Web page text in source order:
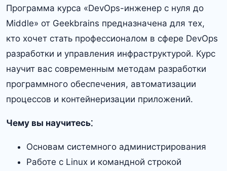
Программа курса «DevOps-инженер с нуля до
Middle» от Geekbrains предназначена для тех,
кто хочет стать профессионалом в сфере DevOps
разработки и управления инфраструктурой.​ Курс
научит вас современным методам разработки
программного обеспечения, автоматизации
процессов и контейнеризации приложений.​
Чему вы научитесь⁚
Основам системного администрирования
Работе с Linux и командной строкой